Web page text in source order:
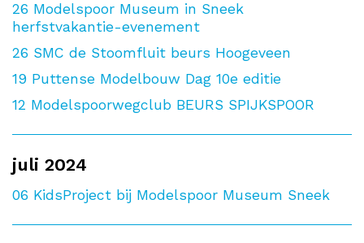
26 Modelspoor Museum in Sneek
herfstvakantie-evenement
26 SMC de Stoomfluit beurs Hoogeveen
19 Puttense Modelbouw Dag 10e editie
12 Modelspoorwegclub BEURS SPIJKSPOOR
juli 2024
06 KidsProject bij Modelspoor Museum Sneek